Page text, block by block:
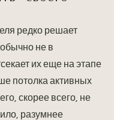
редко решает
не в
их еще на этапе
потолка активных
скорее всего, не
разумнее